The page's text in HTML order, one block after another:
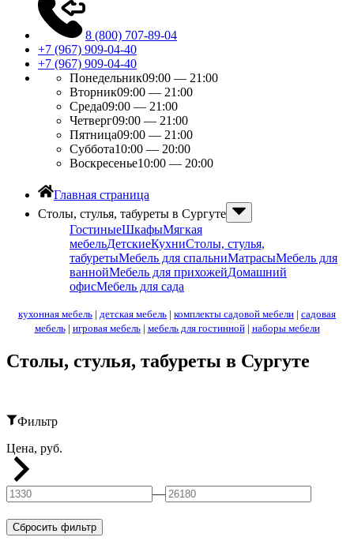
8 (800) 707-89-04
+7 (967) 909-04-40
+7 (967) 909-04-40
Понедельник09:00 — 21:00
Вторник09:00 — 21:00
Среда09:00 — 21:00
Четверг09:00 — 21:00
Пятница09:00 — 21:00
Суббота10:00 — 20:00
Воскресенье10:00 — 20:00
Главная страница
Столы, стулья, табуреты в Сургуте
ГостиныеШкафыМягкая
мебельДетскиеКухниСтолы, стулья,
табуретыМебель для спальниМатрасыМебель для
ваннойМебель для прихожейДомашний
офисМебель для сада
кухонная мебель | детская мебель | комплекты садовой мебели | садовая
мебель| игровая мебель| мебель для гостинной| наборы мебели
Столы, стулья, табуреты в Сургуте
Фильтр
Цена, руб.
—
Сбросить фильтр